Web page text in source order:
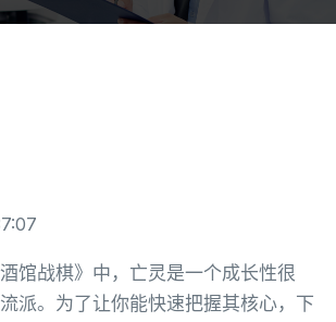
馆战棋》中，亡灵是一个成长性很
派。为了让你能快速把握其核心，下